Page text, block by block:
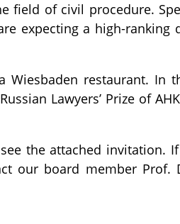
field of civil procedure.
expecting a high-ranking
restaurant. In
Lawyers’ Prize of
the attached invitation.
our board member Prof.